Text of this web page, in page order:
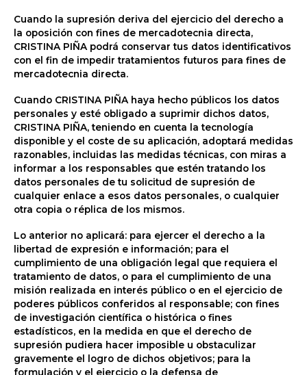
Cuando la supresión deriva del ejercicio del derecho a
la oposición con fines de mercadotecnia directa,
CRISTINA PIÑA podrá conservar tus datos identificativos
con el fin de impedir tratamientos futuros para fines de
mercadotecnia directa.
Cuando CRISTINA PIÑA haya hecho públicos los datos
personales y esté obligado a suprimir dichos datos,
CRISTINA PIÑA, teniendo en cuenta la tecnología
disponible y el coste de su aplicación, adoptará medidas
razonables, incluidas las medidas técnicas, con miras a
informar a los responsables que estén tratando los
datos personales de tu solicitud de supresión de
cualquier enlace a esos datos personales, o cualquier
otra copia o réplica de los mismos.
Lo anterior no aplicará: para ejercer el derecho a la
libertad de expresión e información; para el
cumplimiento de una obligación legal que requiera el
tratamiento de datos, o para el cumplimiento de una
misión realizada en interés público o en el ejercicio de
poderes públicos conferidos al responsable; con fines
de investigación científica o histórica o fines
estadísticos, en la medida en que el derecho de
supresión pudiera hacer imposible u obstaculizar
gravemente el logro de dichos objetivos; para la
formulación y el ejercicio o la defensa de